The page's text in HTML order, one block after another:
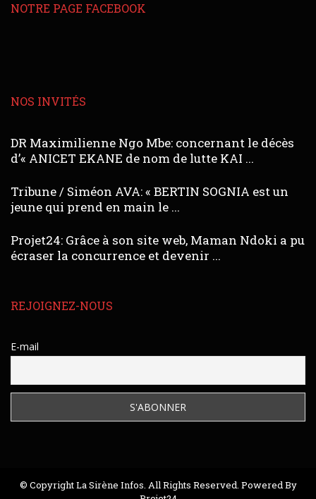
NOTRE PAGE FACEBOOK
NOS INVITÉS
DR Maximilienne Ngo Mbe: concernant le décès
d’« ANICET EKANE de nom de lutte KAI ...
Tribune / Siméon AVA: « BERTIN SOGNIA est un
jeune qui prend en main le ...
Projet24: Grâce à son site web, Maman Ndoki a pu
écraser la concurrence et devenir ...
REJOIGNEZ-NOUS
E-mail
© Copyright La Sirène Infos. All Rights Reserved. Powered By